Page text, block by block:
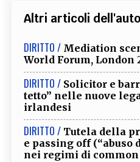
FILODIRITTO REDAZIONE
FOTOGRAFI
PARTNER
CODICI RUBRICHE LIBRI
Altri articoli
DIRITTO / Mediation
World Forum, London
DIRITTO / Solicitor e
tetto” nelle nuove
irlandesi
DIRITTO / Tutela della
e passing off (“abuso
nei regimi di